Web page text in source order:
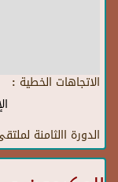
الاتجاهات الخطية :
الدورة االثامنة